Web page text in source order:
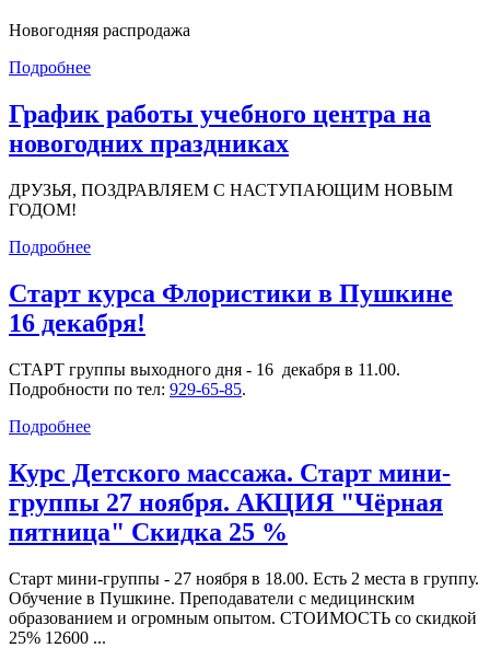
Новогодняя распродажа
Подробнее
График работы учебного центра на
новогодних праздниках
ДРУЗЬЯ, ПОЗДРАВЛЯЕМ С НАСТУПАЮЩИМ НОВЫМ
ГОДОМ!
Подробнее
Старт курса Флористики в Пушкине
16 декабря!
СТАРТ группы выходного дня - 16 декабря в 11.00.
Подробности по тел: 929-65-85.
Подробнее
Курс Детского массажа. Старт мини-
группы 27 ноября. АКЦИЯ "Чёрная
пятница" Скидка 25 %
Старт мини-группы - 27 ноября в 18.00. Есть 2 места в группу.
Обучение в Пушкине. Преподаватели с медицинским
образованием и огромным опытом. СТОИМОСТЬ со скидкой
25% 12600 ...